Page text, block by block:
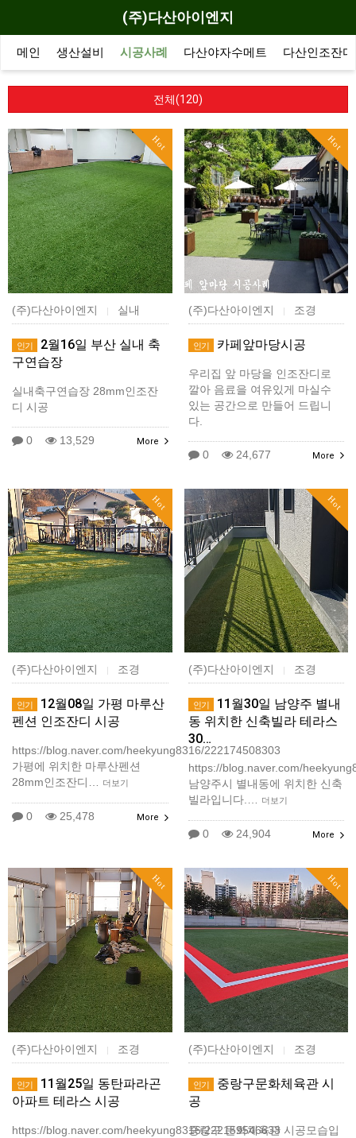
(주)다산아이엔지
메인 생산설비 시공사례 다산야자수메트 다산인조잔디
전체(120)
Hot
(주)다산아이엔지 | 실내
인기
2월16일 부산 실내 축
구연습장
실내축구연습장 28mm인조잔
디 시공
0 13,529 More
Hot
(주)다산아이엔지 | 조경
인기 카페앞마당시공
우리집 앞 마당을 인조잔디로
깔아 음료을 여유있게 마실수
있는 공간으로 만들어 드립니
다.
0 24,677 More
Hot
(주)다산아이엔지 | 조경
인기
12월08일 가평 마루산
펜션 인조잔디 시공
https://blog.naver.com/heekyung8316/222174508303
가평에 위치한 마루산펜션
28mm인조잔디…
더보기
0 25,478 More
Hot
(주)다산아이엔지 | 조경
인기
11월30일 남양주 별내
동 위치한 신축빌라 테라스
30…
https://blog.naver.com/
남양주시 별내동에 위치한 신축
빌라입니다.…
더보기
0 24,904 More
Hot
(주)다산아이엔지 | 조경
인기
11월25일 동탄파라곤
아파트 테라스 시공
https://blog.naver.com/heekyung8316/222159546633
Hot
(주)다산아이엔지 | 조경
인기
중랑구문화체육관 시
공
중랑구 문화체육관 시공모습입